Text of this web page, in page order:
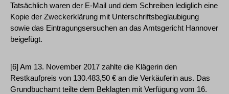
Tatsächlich waren der E-Mail und dem Schreiben lediglich eine
Kopie der Zweckerklärung mit Unterschriftsbeglaubigung
sowie das Eintragungsersuchen an das Amtsgericht Hannover
beigefügt.
[6] Am 13. November 2017 zahlte die Klägerin den
Restkaufpreis von 130.483,50 € an die Verkäuferin aus. Das
Grundbuchamt teilte dem Beklagten mit Verfügung vom 16.